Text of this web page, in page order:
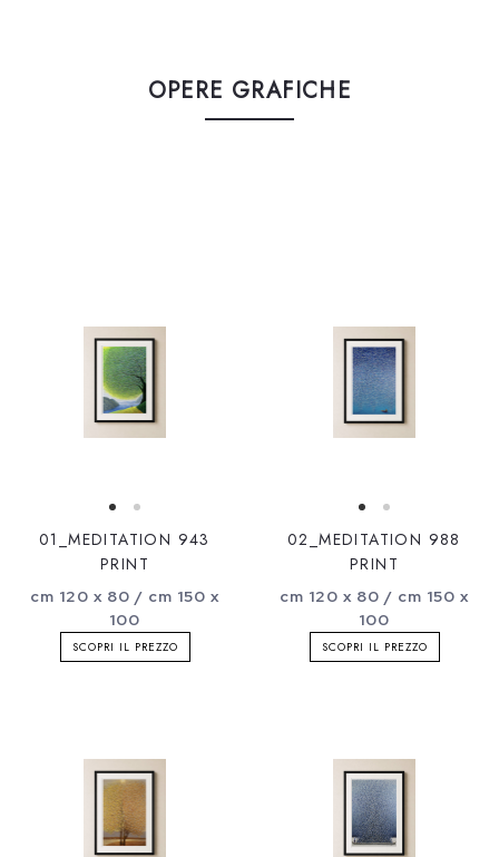
OPERE GRAFICHE
01_MEDITATION 943
PRINT
cm 120 x 80 / cm 150 x
100
SCOPRI IL PREZZO
02_MEDITATION 988
PRINT
cm 120 x 80 / cm 150 x
100
SCOPRI IL PREZZO